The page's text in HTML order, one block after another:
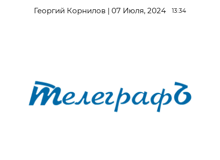
Георгий Корнилов | 07 Июля, 2024 13:34